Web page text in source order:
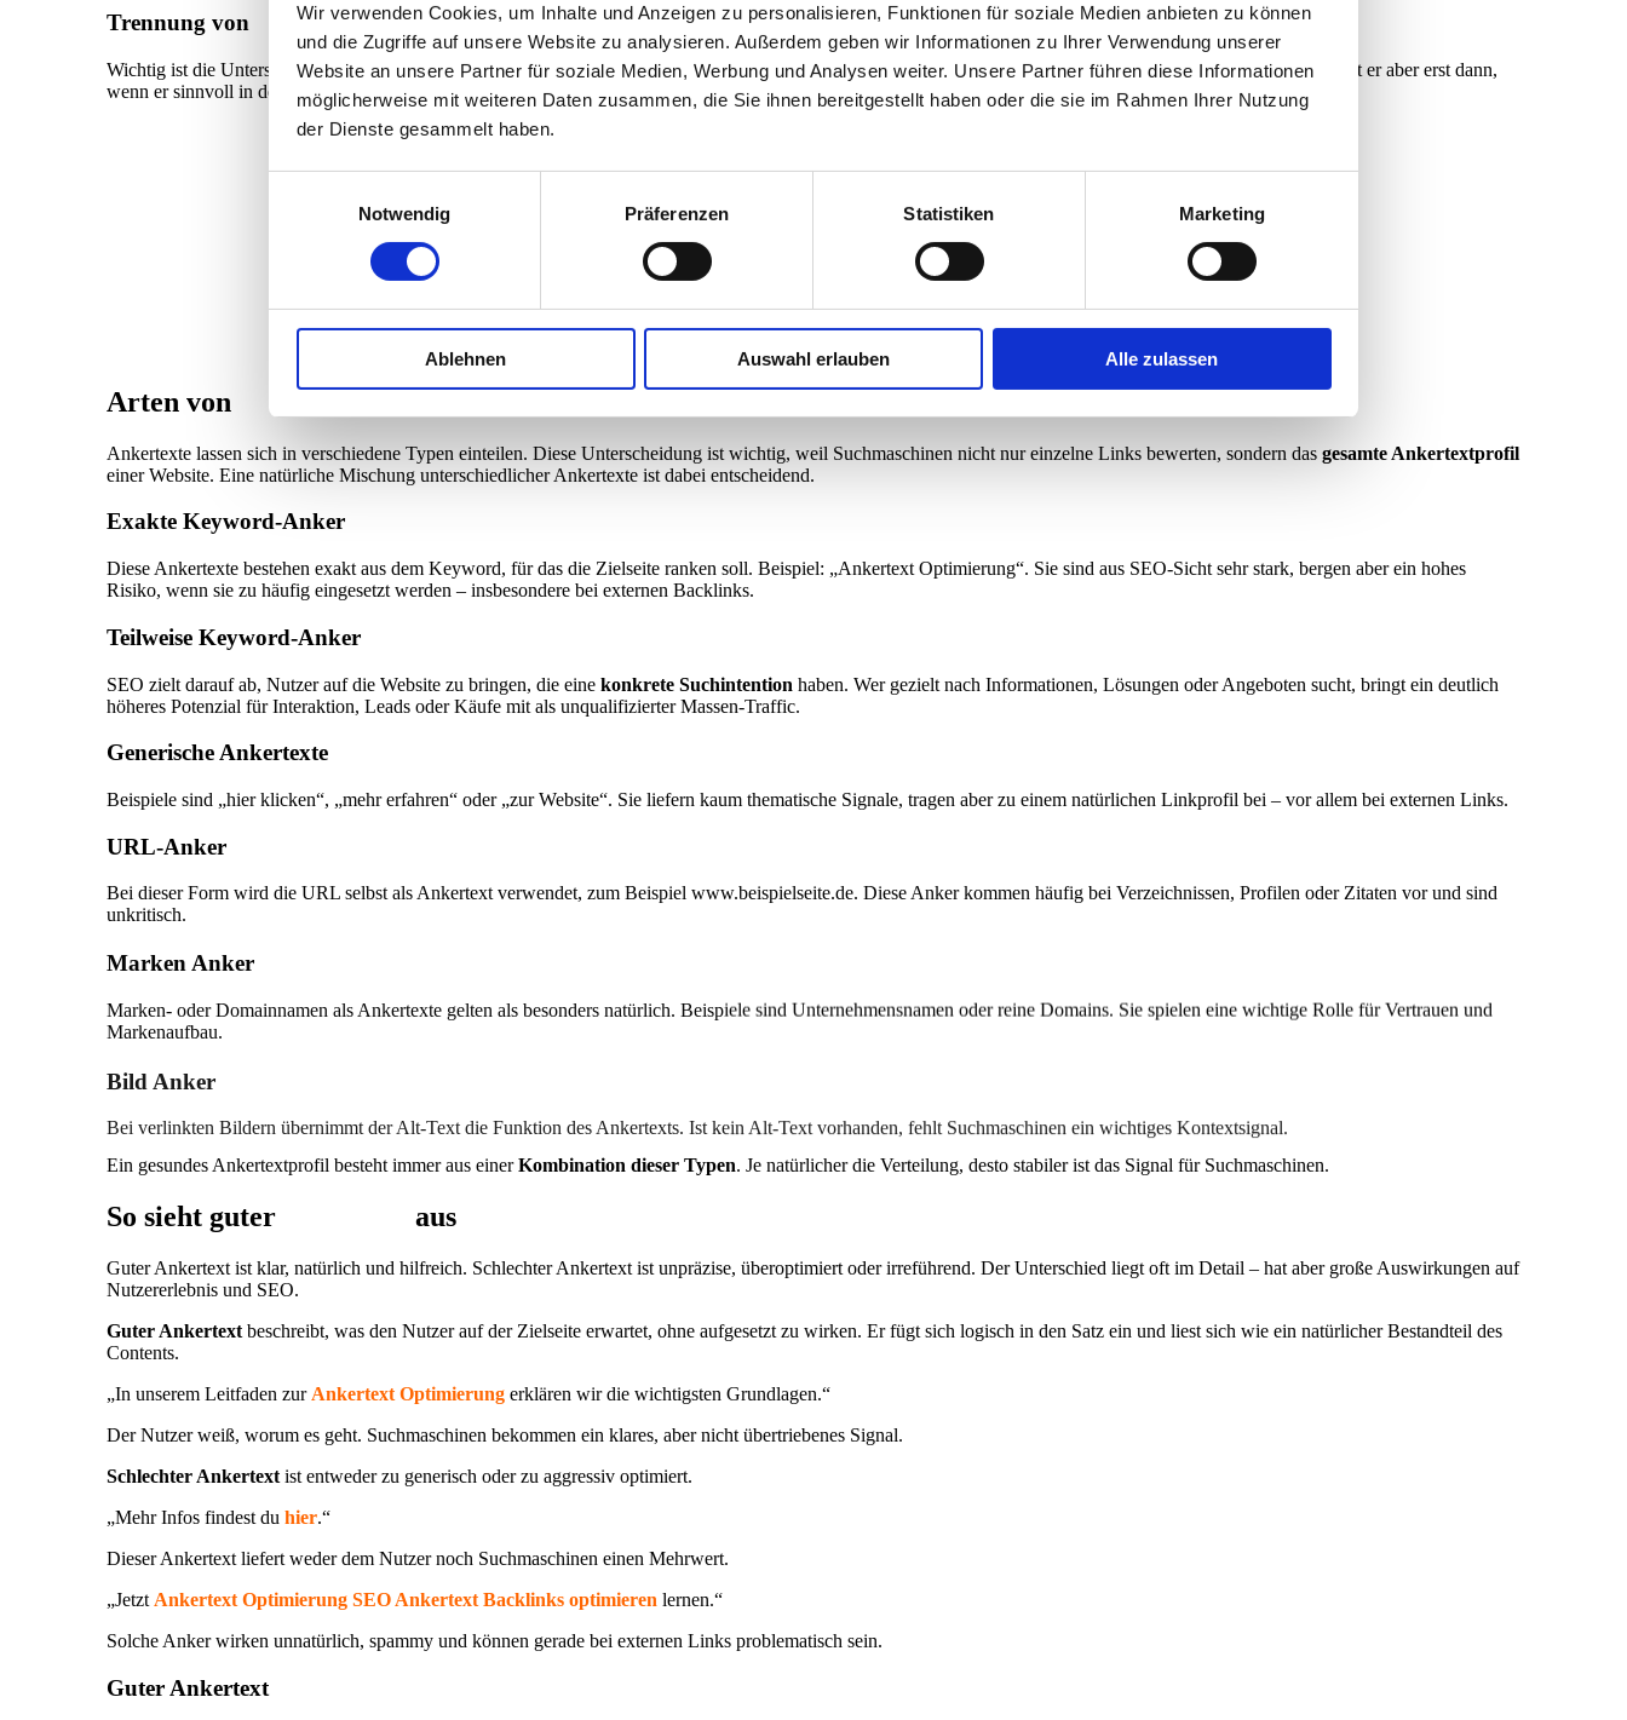
Wir verwenden Cookies, um Inhalte und Anzeigen zu personalisieren, Funktionen für soziale Medien anbieten zu können
und die Zugriffe auf unsere Website zu analysieren. Außerdem geben wir Informationen zu Ihrer Verwendung unserer
Website an unsere Partner für soziale Medien, Werbung und Analysen weiter. Unsere Partner führen diese Informationen
möglicherweise mit weiteren Daten zusammen, die Sie ihnen bereitgestellt haben oder die sie im Rahmen Ihrer Nutzung
der Dienste gesammelt haben.
Notwendig
Präferenzen Statistiken Marketing
Ablehnen Auswahl erlauben Alle zulassen
Trennung von Technik und Strategie
Wichtig ist die Unterscheidung zwischentechnischem Einbauundstrategischer Optimierung. Technisch ist ein Ankertext schnell gesetzt. Seine Wirkung entfaltet er aber erst dann,
wenn er sinnvoll in den Kontext eingebettet ist und zur Suchintention passt.
Arten von
Ankertexte lassen sich in verschiedene Typen einteilen. Diese Unterscheidung ist wichtig, weil Suchmaschinen nicht nur einzelne Links bewerten, sondern das gesamte Ankertextprofil
einer Website. Eine natürliche Mischung unterschiedlicher Ankertexte ist dabei entscheidend.
Exakte Keyword-Anker
Diese Ankertexte bestehen exakt aus dem Keyword, für das die Zielseite ranken soll. Beispiel: „Ankertext Optimierung“. Sie sind aus SEO-Sicht sehr stark, bergen aber ein hohes
Risiko, wenn sie zu häufig eingesetzt werden – insbesondere bei externen Backlinks.
Teilweise Keyword-Anker
SEO zielt darauf ab, Nutzer auf die Website zu bringen, die eine konkrete Suchintention haben. Wer gezielt nach Informationen, Lösungen oder Angeboten sucht, bringt ein deutlich
höheres Potenzial für Interaktion, Leads oder Käufe mit als unqualifizierter Massen-Traffic.
Generische Ankertexte
Beispiele sind „hier klicken“, „mehr erfahren“ oder „zur Website“. Sie liefern kaum thematische Signale, tragen aber zu einem natürlichen Linkprofil bei – vor allem bei externen Links.
URL-Anker
Bei dieser Form wird die URL selbst als Ankertext verwendet, zum Beispiel www.beispielseite.de. Diese Anker kommen häufig bei Verzeichnissen, Profilen oder Zitaten vor und sind
unkritisch.
Marken Anker
Marken- oder Domainnamen als Ankertexte gelten als besonders natürlich. Beispiele sind Unternehmensnamen oder reine Domains. Sie spielen eine wichtige Rolle für Vertrauen und
Markenaufbau.
Bild Anker
Bei verlinkten Bildern übernimmt der Alt-Text die Funktion des Ankertexts. Ist kein Alt-Text vorhanden, fehlt Suchmaschinen ein wichtiges Kontextsignal.
Ein gesundes Ankertextprofil besteht immer aus einerKombination dieser Typen. Je natürlicher die Verteilung, desto stabiler ist das Signal für Suchmaschinen.
So sieht guter aus
Guter Ankertext ist klar, natürlich und hilfreich. Schlechter Ankertext ist unpräzise, überoptimiert oder irreführend. Der Unterschied liegt oft im Detail – hat aber große Auswirkungen auf
Nutzererlebnis und SEO.
Guter Ankertext beschreibt, was den Nutzer auf der Zielseite erwartet, ohne aufgesetzt zu wirken. Er fügt sich logisch in den Satz ein und liest sich wie ein natürlicher Bestandteil des
Contents.
„In unserem Leitfaden zur Ankertext Optimierung erklären wir die wichtigsten Grundlagen.“
Der Nutzer weiß, worum es geht. Suchmaschinen bekommen ein klares, aber nicht übertriebenes Signal.
Schlechter Ankertext ist entweder zu generisch oder zu aggressiv optimiert.
„Mehr Infos findest du hier.“
Dieser Ankertext liefert weder dem Nutzer noch Suchmaschinen einen Mehrwert.
„Jetzt Ankertext Optimierung SEO Ankertext Backlinks optimieren lernen.“
Solche Anker wirken unnatürlich, spammy und können gerade bei externen Links problematisch sein.
Guter Ankertext